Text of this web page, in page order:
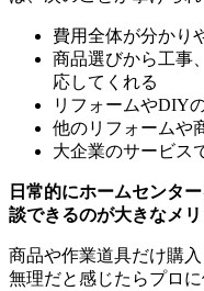
費用全体が分かり
商品選びから工事
応してくれる
リフォームやDIY
他のリフォームや
大企業のサービス
日常的にホームセンタ
談できるのが大きなメリ
商品や作業道具だけ購
無理だと感じたらプロ